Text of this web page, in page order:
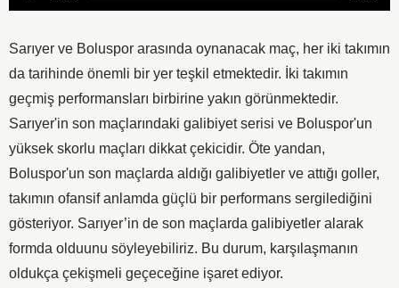
Sarıyer ve Boluspor arasında oynanacak maç, her iki takımın
da tarihinde önemli bir yer teşkil etmektedir. İki takımın
geçmiş performansları birbirine yakın görünmektedir.
Sarıyer'in son maçlarındaki galibiyet serisi ve Boluspor'un
yüksek skorlu maçları dikkat çekicidir. Öte yandan,
Boluspor'un son maçlarda aldığı galibiyetler ve attığı goller,
takımın ofansif anlamda güçlü bir performans sergilediğini
gösteriyor. Sarıyer’in de son maçlarda galibiyetler alarak
formda olduunu söyleyebiliriz. Bu durum, karşılaşmanın
oldukça çekişmeli geçeceğine işaret ediyor.